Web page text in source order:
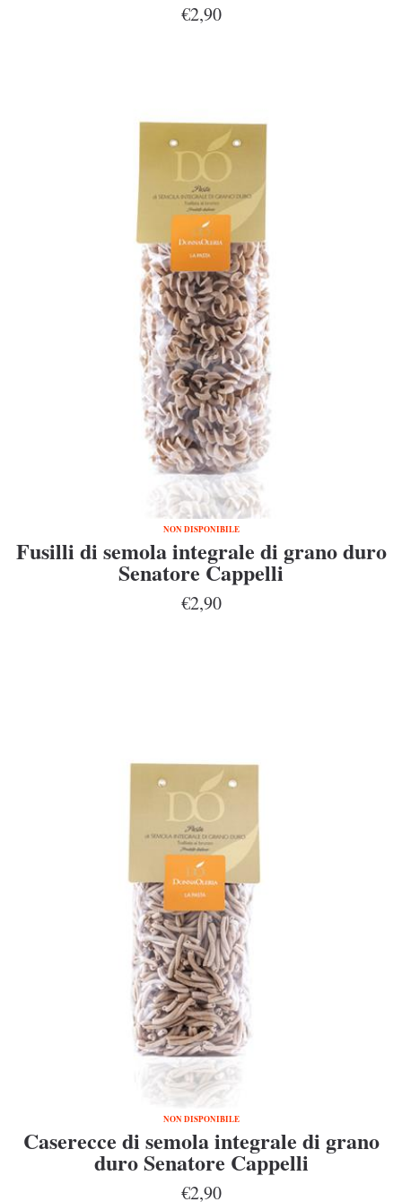
€2,90
NON DISPONIBILE
Fusilli di semola integrale di grano duro
Senatore Cappelli
€2,90
NON DISPONIBILE
Caserecce di semola integrale di grano
duro Senatore Cappelli
€2,90